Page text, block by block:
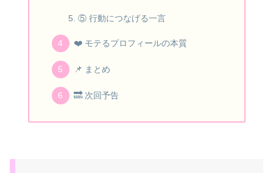
⑤ 行動につなげる一言
❤️ モテるプロフィールの本質
📌 まとめ
🔜 次回予告